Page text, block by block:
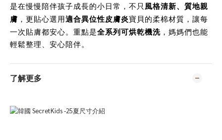
是在慢慢陪伴孩子成長的小日常，不只 風格清新、質地親
膚 ，更貼心選用適合異位性皮膚炎寶貝的柔棉材質，讓每
一次貼膚都安心。重點是全系列可烘乾機洗 ，媽媽們也能
輕鬆整理、安心陪伴。
了解更多